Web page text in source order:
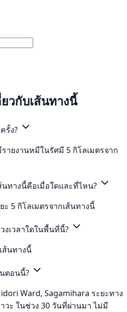
วกับเส้นทางนี้
รั้ง?
ายงานหมีในรัศมี 5 กิโลเมตรจาก
ทางนี้คือเมื่อใดและที่ไหน?
5 กิโลเมตรจากเส้นทางนี้
เวลาใดในพื้นที่นี้?
ส้นทางนี้
ตอนนี้?
Ward, Sagamihara ระยะทาง
วะ ในช่วง 30 วันที่ผ่านมา ไม่มี